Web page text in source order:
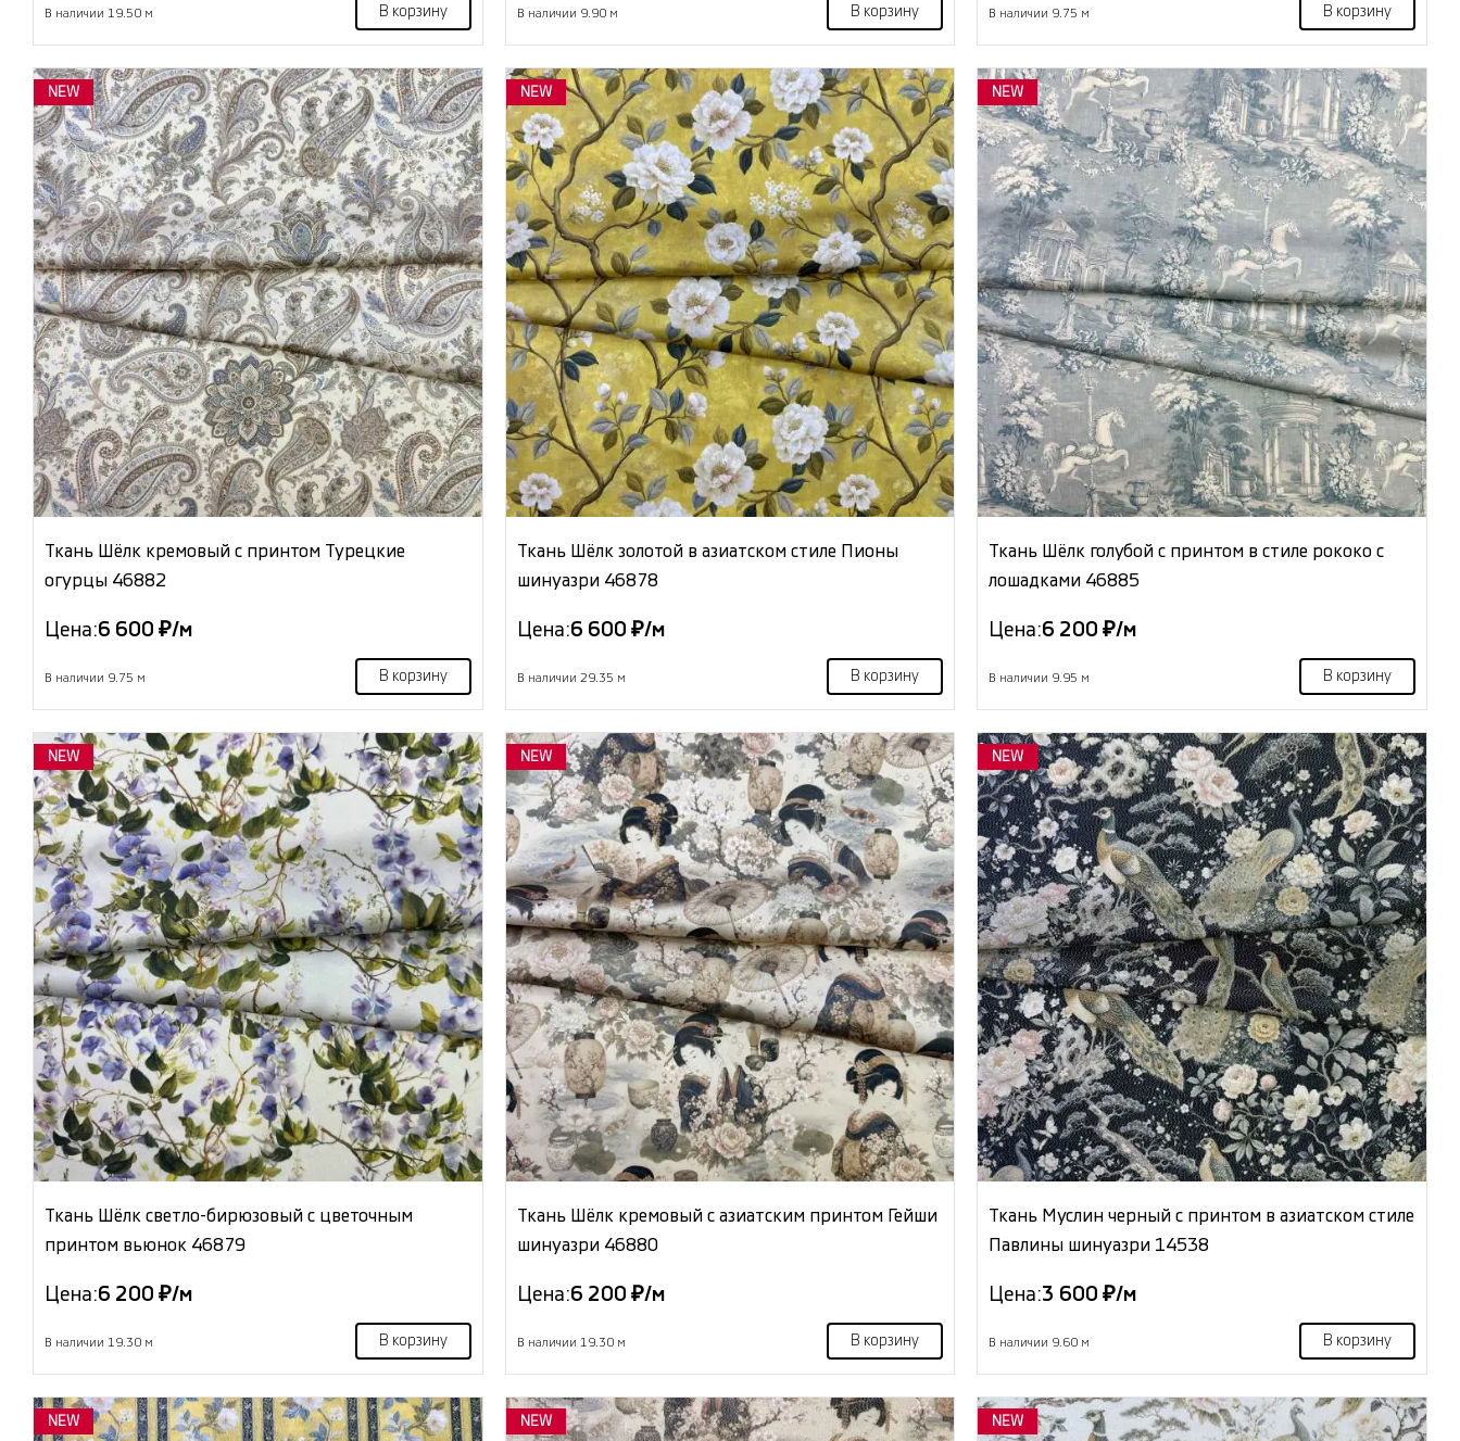
В наличии 19.50 м В корзину В наличии 9.90 м В корзину В наличии 9.75 м В корзину
NEW
Ткань Шёлк кремовый с принтом Турецкие
огурцы 46882
Цена:6 600 ₽/м
В наличии 9.75 м В корзину
NEW
Ткань Шёлк золотой в азиатском стиле Пионы
шинуазри 46878
Цена:6 600 ₽/м
В наличии 29.35 м В корзину
NEW
Ткань Шёлк голубой с принтом в стиле рококо с
лошадками 46885
Цена:6 200 ₽/м
В наличии 9.95 м В корзину
NEW
Ткань Шёлк светло-бирюзовый с цветочным
принтом вьюнок 46879
Цена:6 200 ₽/м
В наличии 19.30 м В корзину
NEW
Ткань Шёлк кремовый с азиатским принтом Гейши
шинуазри 46880
Цена:6 200 ₽/м
В наличии 19.30 м В корзину
NEW
Ткань Муслин черный с принтом в азиатском стиле
Павлины шинуазри 14538
Цена:3 600 ₽/м
В наличии 9.60 м В корзину
NEW NEW NEW